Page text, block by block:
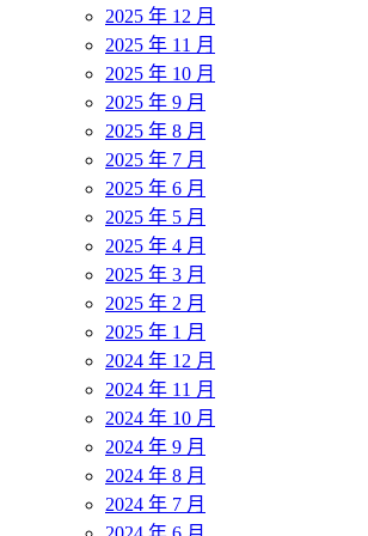
中
2025 年 12 月
2025 年 11 月
2025 年 10 月
2025 年 9 月
2025 年 8 月
2025 年 7 月
2025 年 6 月
2025 年 5 月
2025 年 4 月
2025 年 3 月
2025 年 2 月
2025 年 1 月
2024 年 12 月
2024 年 11 月
2024 年 10 月
2024 年 9 月
2024 年 8 月
2024 年 7 月